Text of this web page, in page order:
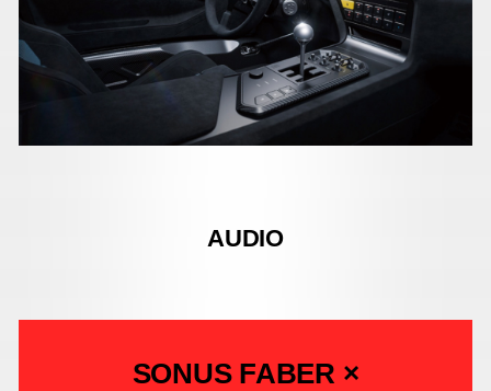
AUDIO
SONUS FABER ×